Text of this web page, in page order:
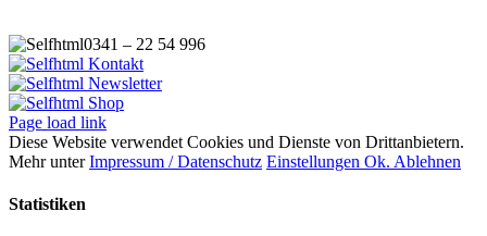
0341 – 22 54 996
Kontakt
Newsletter
Shop
Page load link
Diese Website verwendet Cookies und Dienste von Drittanbietern.
Mehr unterImpressum / Datenschutz Einstellungen Ok. Ablehnen
Statistiken